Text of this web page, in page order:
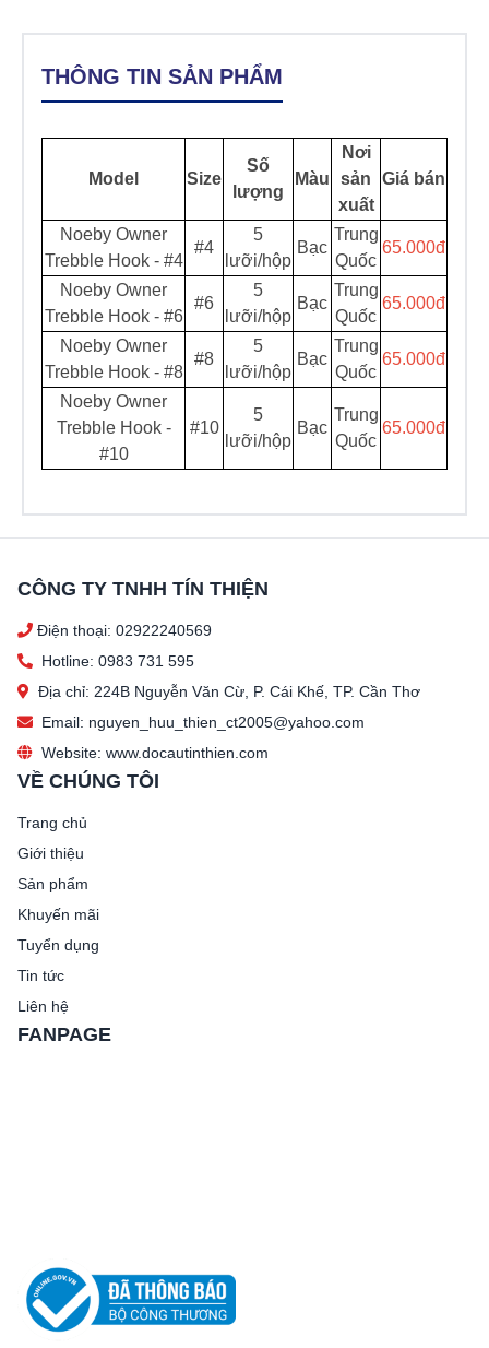
THÔNG TIN SẢN PHẨM
Model Size
Số
lượng
Màu
Nơi
sản
xuất
Giá bán
Noeby Owner
Trebble Hook - #4
#4
5
lưỡi/hộp
Bạc
Trung
Quốc
65.000đ
Noeby Owner
Trebble Hook - #6
#6
5
lưỡi/hộp
Bạc
Trung
Quốc
65.000đ
Noeby Owner
Trebble Hook - #8
#8
5
lưỡi/hộp
Bạc
Trung
Quốc
65.000đ
Noeby Owner
Trebble Hook -
#10
#10
5
lưỡi/hộp
Bạc
Trung
Quốc
65.000đ
CÔNG TY TNHH TÍN THIỆN
Điện thoại: 02922240569
Hotline: 0983 731 595
Địa chỉ: 224B Nguyễn Văn Cừ, P. Cái Khế, TP. Cần Thơ
Email: nguyen_huu_thien_ct2005@yahoo.com
Website: www.docautinthien.com
VỀ CHÚNG TÔI
Trang chủ
Giới thiệu
Sản phẩm
Khuyến mãi
Tuyển dụng
Tin tức
Liên hệ
FANPAGE